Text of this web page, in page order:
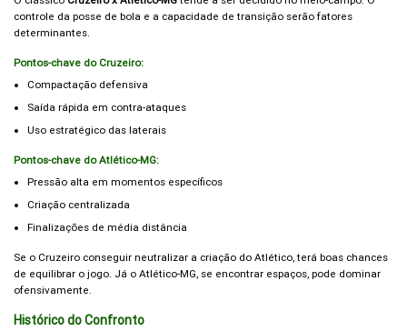
controle da posse de bola e a capacidade de transição serão fatores
determinantes.
Pontos-chave do Cruzeiro:
Compactação defensiva
Saída rápida em contra-ataques
Uso estratégico das laterais
Pontos-chave do Atlético-MG:
Pressão alta em momentos específicos
Criação centralizada
Finalizações de média distância
Se o Cruzeiro conseguir neutralizar a criação do Atlético, terá boas chances
de equilibrar o jogo. Já o Atlético-MG, se encontrar espaços, pode dominar
ofensivamente.
Histórico do Confronto